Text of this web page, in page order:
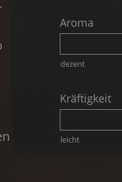
Aroma
dezent
Kräftigkeit
leicht